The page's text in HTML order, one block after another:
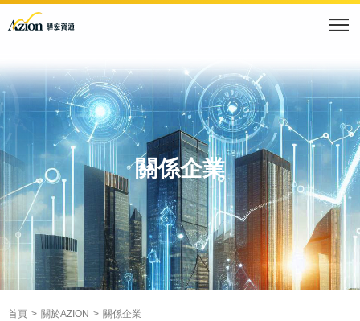
關係企業
首頁 關於AZION 關係企業